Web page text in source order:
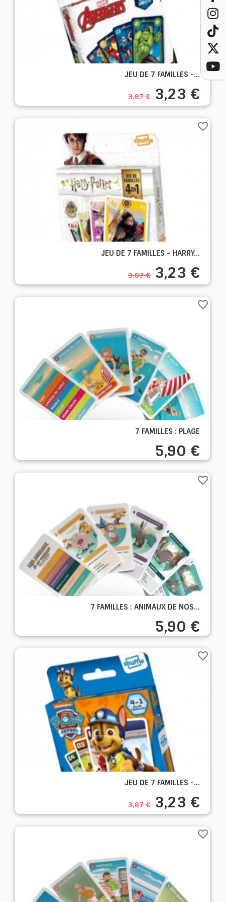
JEU DE 7 FAMILLES -...
3,87 € 3,23 €
JEU DE 7 FAMILLES - HARRY...
3,87 € 3,23 €
favorite_border
7 FAMILLES : PLAGE
5,90 €
favorite_border
7 FAMILLES : ANIMAUX DE NOS...
5,90 €
favorite_border
JEU DE 7 FAMILLES -...
3,87 € 3,23 €
favorite_border
favorite_border